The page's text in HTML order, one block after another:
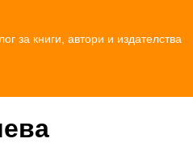
за книги, автори и издателства